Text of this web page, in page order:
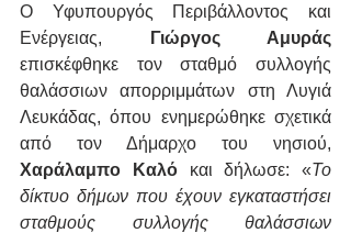
Ο Υφυπουργός Περιβάλλοντος και
Ενέργειας,
Γιώργος Αμυράς
επισκέφθηκε τον σταθμό συλλογής
θαλάσσιων απορριμμάτων στη Λυγιά
Λευκάδας, όπου ενημερώθηκε σχετικά
Χαράλαμπο Καλό και δήλωσε: «Το
δίκτυο δήμων που έχουν εγκαταστήσει
σταθμούς συλλογής θαλάσσιων